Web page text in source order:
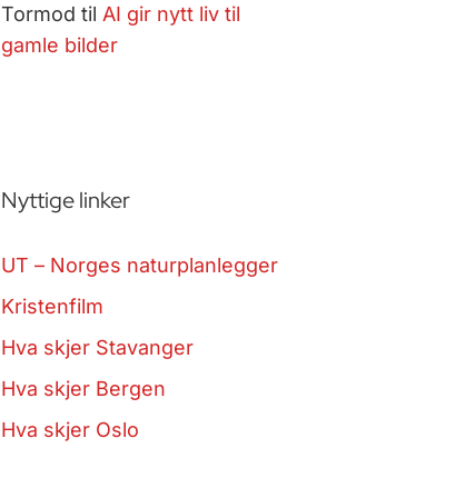
Tormod til AI gir nytt liv til
gamle bilder
Nyttige linker
UT – Norges naturplanlegger
Kristenfilm
Hva skjer Stavanger
Hva skjer Bergen
Hva skjer Oslo